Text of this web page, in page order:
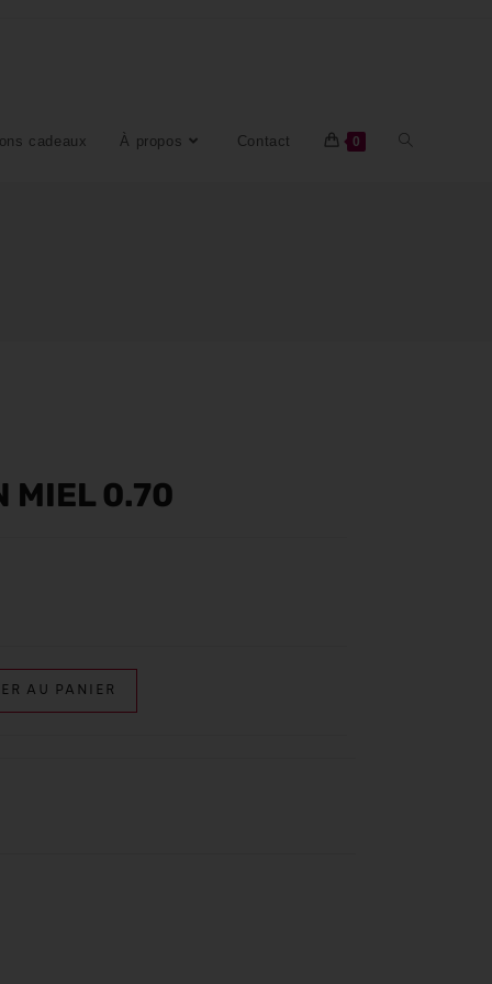
cadeaux À propos Contact 0
MIEL 0.70
AU PANIER